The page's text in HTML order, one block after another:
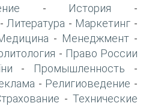
- История -
- Литература - Маркетинг -
- Менеджмент -
- Право России
- Промышленность -
- Религиоведение -
- Технические